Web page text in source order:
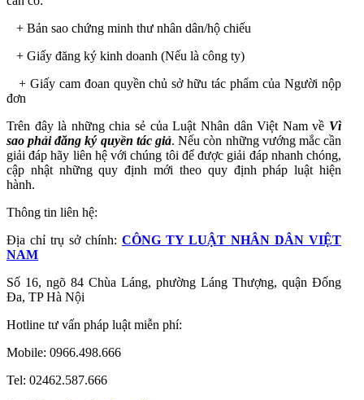
+ Bản sao chứng minh thư nhân dân/hộ chiếu
+ Giấy đăng ký kinh doanh (Nếu là công ty)
+ Giấy cam đoan quyền chủ sở hữu tác phẩm của Người nộp
đơn
Trên đây là những chia sẻ của Luật Nhân dân Việt Nam về Vì
sao phải đăng ký quyền tác giả. Nếu còn những vướng mắc cần
giải đáp hãy liên hệ với chúng tôi để được giải đáp nhanh chóng,
cập nhật những quy định mới theo quy định pháp luật hiện
hành.
Thông tin liên hệ:
Địa chỉ trụ sở chính: CÔNG TY LUẬT NHÂN DÂN VIỆT
NAM
Số 16, ngõ 84 Chùa Láng, phường Láng Thượng, quận Đống
Đa, TP Hà Nội
Hotline tư vấn pháp luật miễn phí:
Mobile: 0966.498.666
Tel: 02462.587.666